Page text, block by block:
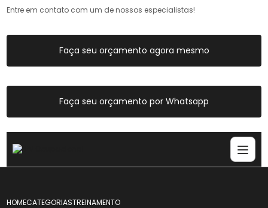
Entre em contato com um de nossos especialistas!
Faça seu orçamento agora mesmo
Faça seu orçamento por Whatsapp
HOMECATEGORIASTREINAMENTO MAQUINAS